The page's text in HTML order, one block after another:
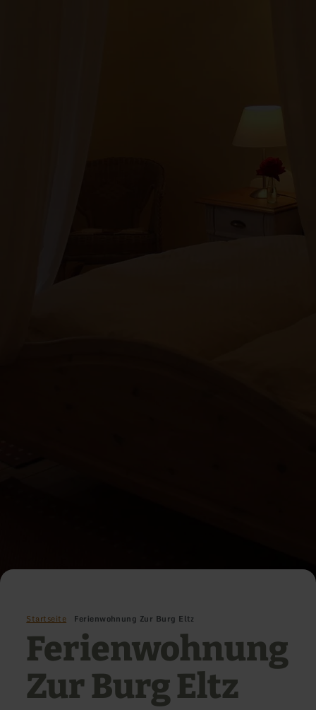
Startseite Ferienwohnung Zur Burg Eltz
Ferienwohnung
Zur Burg Eltz